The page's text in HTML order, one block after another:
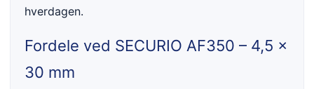
hverdagen.
Fordele ved SECURIO AF350 – 4,5 x
30 mm